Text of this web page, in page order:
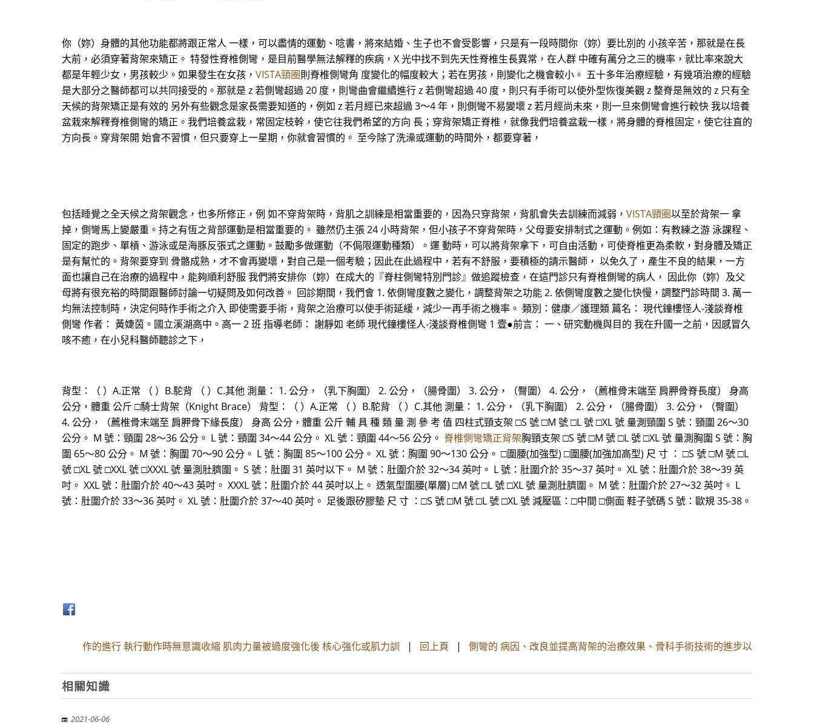
你（妳）身體的其他功能都將跟正常人 一樣，可以盡情的運動、唸書，將來結婚、生子也不會受影響，只是有一段時間你（妳）要比別的 小孩辛苦，那就是在長
大前，必須穿著背架來矯正。 特發性脊椎側彎，是目前醫學無法解釋的疾病，X 光中找不到先天性脊椎生長異常，在人群 中確有萬分之三的機率，就比率來說大
都是年輕少女，男孩較少。如果發生在女孩， VISTA頸圈則脊椎側彎角 度變化的幅度較大；若在男孩，則變化之機會較小。 五十多年治療經驗，有幾項治療的經驗
是大部分之醫師都可以共同接受的。那就是 z 若側彎超過 20 度，則彎曲會繼續進行 z 若側彎超過 40 度，則只有手術可以使外型恢復美觀 z 整脊是無效的 z 只有全
天候的背架矯正是有效的 另外有些觀念是家長需要知道的，例如 z 若月經已來超過 3～4 年，則側彎不易變壞 z 若月經尚未來，則一旦來側彎會進行較快 我以培養
盆栽來解釋脊椎側彎的矯正。我們培養盆栽，常固定枝幹，使它往我們希望的方向 長；穿背架矯正脊椎，就像我們培養盆栽一樣，將身體的脊椎固定，使它往直的
方向長。穿背架開 始會不習慣，但只要穿上一星期，你就會習慣的。 至今除了洗澡或運動的時間外，都要穿著，
包括睡覺之全天候之背架觀念，也多所修正，例 如不穿背架時，背肌之訓練是相當重要的，因為只穿背架，背肌會失去訓練而減弱， VISTA頸圈以至於背架一 拿
掉，側彎馬上變嚴重。持之有恆之背部運動是相當重要的。 雖然仍主張 24 小時背架，但小孩子不穿背架時，父母要安排制式之運動。例如：有教練之游 泳課程、
固定的跑步、單槓、游泳或是海豚反張式之運動。鼓勵多做運動（不侷限運動種類）。運 動時，可以將背架拿下，可自由活動，可使脊椎更為柔軟，對身體及矯正
是有幫忙的。背架要穿到 骨骼成熟，才不會再變壞，對自己是一個考驗；因此在此過程中，若有不舒服，要積極的請示醫師， 以免久了，產生不良的結果，一方
面也讓自己在治療的過程中，能夠順利舒服 我們將安排你（妳）在成大的『脊柱側彎特別門診』做追蹤檢查，在這門診只有脊椎側彎的病人， 因此你（妳）及父
母將有很充裕的時間跟醫師討論一切疑問及如何改善。 回診期間，我們會 1. 依側彎度數之變化，調整背架之功能 2. 依側彎度數之變化快慢，調整門診時間 3. 萬一
均無法控制時，決定何時作手術之介入 即使需要手術，背架之治療可以使手術延緩，減少一再手術之機率。 類別：健康／護理類 篇名： 現代鐘樓怪人-淺談脊椎
側彎 作者： 黃婕茵。國立溪湖高中。高一 2 班 指導老師： 謝靜如 老師 現代鐘樓怪人-淺談脊椎側彎 1 壹●前言： 一、研究動機與目的 我在升國一之前，因感冒久
咳不癒，在小兒科醫師聽診之下，
背型：（ ）A.正常 （ ）B.駝背 （ ）C.其他 測量： 1. 公分，（乳下胸圍） 2. 公分，（腸骨圍） 3. 公分，（臀圍） 4. 公分，（薦椎骨末端至 肩胛骨脊長度） 身高
公分，體重 公斤 □騎士背架（Knight Brace） 背型：（ ）A.正常 （ ）B.駝背 （ ）C.其他 測量： 1. 公分，（乳下胸圍） 2. 公分，（腸骨圍） 3. 公分，（臀圍）
4. 公分，（薦椎骨末端至 肩胛骨下緣長度） 身高 公分，體重 公斤 輔 具 種 類 量 測 參 考 值 四柱式頸支架 □S 號 □M 號 □L 號 □XL 號 量測頸圍 S 號：頸圍 26～30
公分。 M 號：頸圍 28～36 公分。 L 號：頸圍 34～44 公分。 XL 號：頸圍 44～56 公分。 脊椎側彎矯正背架胸頸支架 □S 號 □M 號 □L 號 □XL 號 量測胸圍 S 號：胸
圍 65～80 公分。 M 號：胸圍 70～90 公分。 L 號：胸圍 85～100 公分。 XL 號：胸圍 90～130 公分。 □圍腰(加強型) □圍腰(加強加高型) 尺 寸 ： □S 號 □M 號 □L
號 □XL 號 □XXL 號 □XXXL 號 量測肚臍圍。 S 號：肚圍 31 英吋以下。 M 號：肚圍介於 32～34 英吋。 L 號：肚圍介於 35～37 英吋。 XL 號：肚圍介於 38～39 英
吋。 XXL 號：肚圍介於 40～43 英吋。 XXXL 號：肚圍介於 44 英吋以上。 透氣型圍腰(單層) □M 號 □L 號 □XL 號 量測肚臍圍。 M 號：肚圍介於 27～32 英吋。 L
號：肚圍介於 33～36 英吋。 XL 號：肚圍介於 37～40 英吋。 足後跟矽膠墊 尺 寸 ：□S 號 □M 號 □L 號 □XL 號 減壓區：□中間 □側面 鞋子號碼 S 號：歐規 35-38。
作的進行 執行動作時無意識收縮 肌肉力量被過度強化後 核心強化或肌力訓 | 回上頁 | 側彎的 病因、改良並提高背架的治療效果、骨科手術技術的進步以
相關知識
2021-06-06